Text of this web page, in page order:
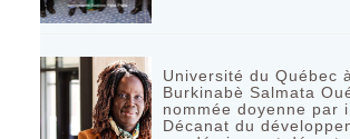
Université du Québec
Burkinabè Salmata
nommée doyenne par
Décanat du